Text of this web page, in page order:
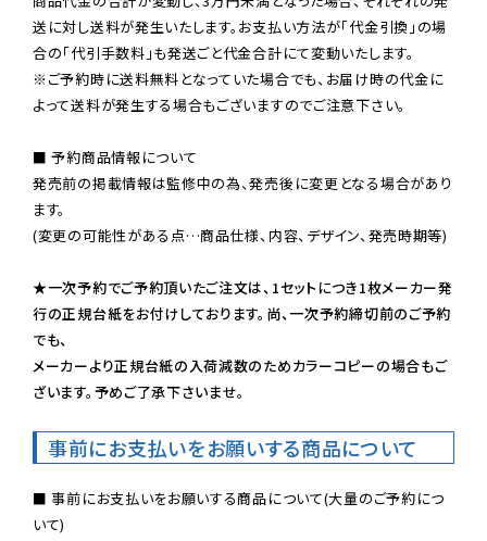
送に対し送料が発生いたします。お支払い方法が「代金引換」の場
※ご予約時に送料無料となっていた場合でも、お届け時の代金に
よって送料が発生する場合もございますのでご注意下さい。
■ 予約商品情報について
発売前の掲載情報は監修中の為、発売後に変更となる場合があり
ます。
(変更の可能性がある点…商品仕様、内容、デザイン、発売時期等)
★一次予約でご予約頂いたご注文は、1セットにつき1枚メーカー発
行の正規台紙をお付けしております。尚、一次予約締切前のご予約
でも、
メーカーより正規台紙の入荷減数のためカラーコピーの場合もご
ざいます。予めご了承下さいませ。
事前にお支払いをお願いする商品について
■ 事前にお支払いをお願いする商品について(大量のご予約につ
いて)